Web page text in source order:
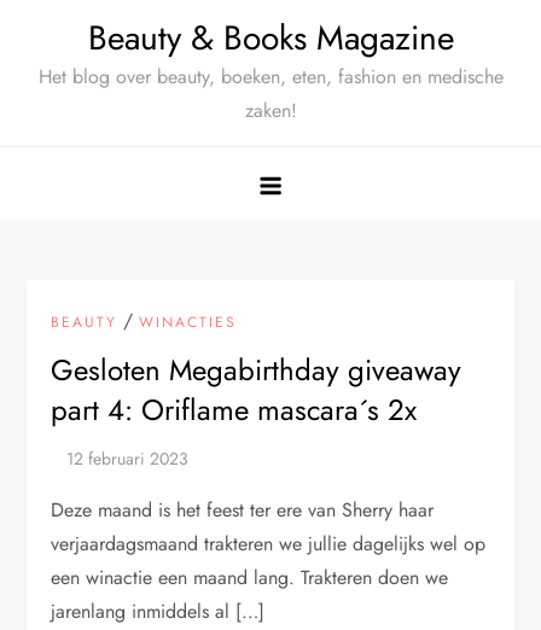
Beauty & Books Magazine
Het blog over beauty, boeken, eten, fashion en medische
zaken!
BEAUTY /WINACTIES
Gesloten Megabirthday giveaway
part 4: Oriflame mascara´s 2x
Deze maand is het feest ter ere van Sherry haar
verjaardagsmaand trakteren we jullie dagelijks wel op
een winactie een maand lang. Trakteren doen we
jarenlang inmiddels al […]